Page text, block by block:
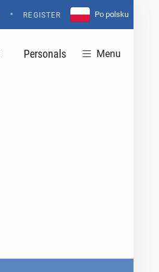
• REGISTER Po polsku
Personals Menu